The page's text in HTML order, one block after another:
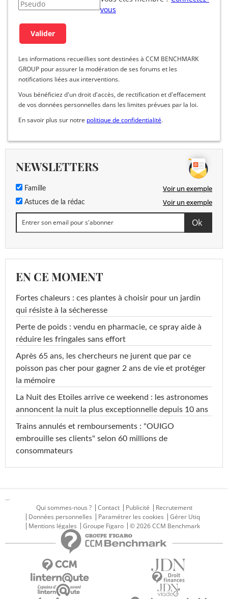
vous
Les informations recueillies sont destinées à CCM BENCHMARK
GROUP pour assurer la modération de ses forums et les
notifications liées aux interventions.
Vous bénéficiez d'un droit d'accès, de rectification et d'effacement
de vos données personnelles dans les limites prévues par la loi.
En savoir plus sur notre politique de confidentialité.
NEWSLETTERS
Famille Voir un exemple
Astuces de la rédac Voir un exemple
EN CE MOMENT
Fortes chaleurs : ces plantes à choisir pour un jardin
qui résiste à la sécheresse
Perte de poids : vendu en pharmacie, ce spray aide à
réduire les fringales sans effort
Après 65 ans, les chercheurs ne jurent que par ce
poisson pas cher pour gagner 2 ans de vie et protéger
la mémoire
La Nuit des Etoiles arrive ce weekend : les astronomes
annoncent la nuit la plus exceptionnelle depuis 10 ans
Trains annulés et remboursements : "OUIGO
embrouille ses clients" selon 60 millions de
consommateurs
...
Qui sommes-nous ?
Contact Publicité
Recrutement
Données personnelles
Paramétrer les cookies
Gérer Utiq
Mentions légales
Groupe Figaro © 2026 CCM Benchmark